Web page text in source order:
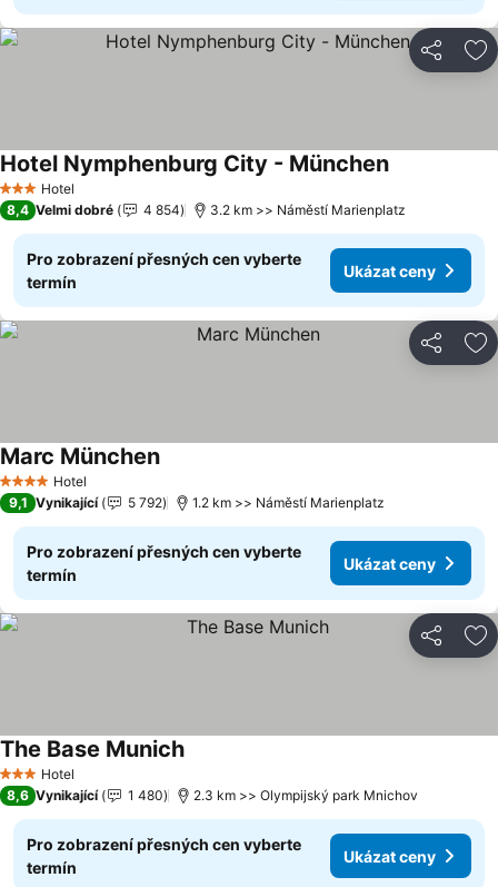
Sdílet
3 Počet hvězdiček
Hotel
Hotel Nymphenburg City - MünchenUkázat ceny
8,4 Velmi dobré 4 854 3.2 km >> Náměstí Marienplatz
Pro zobrazení přesných cen vyberte
termín
Ukázat ceny
Sdílet
4 Počet hvězdiček
Hotel
Marc MünchenUkázat ceny
9,1 Vynikající 5 792 1.2 km >> Náměstí Marienplatz
Pro zobrazení přesných cen vyberte
termín
Ukázat ceny
Sdílet
3 Počet hvězdiček
Hotel
The Base MunichUkázat ceny
8,6 Vynikající 1 480 2.3 km >> Olympijský park Mnichov
Pro zobrazení přesných cen vyberte
termín
Ukázat ceny